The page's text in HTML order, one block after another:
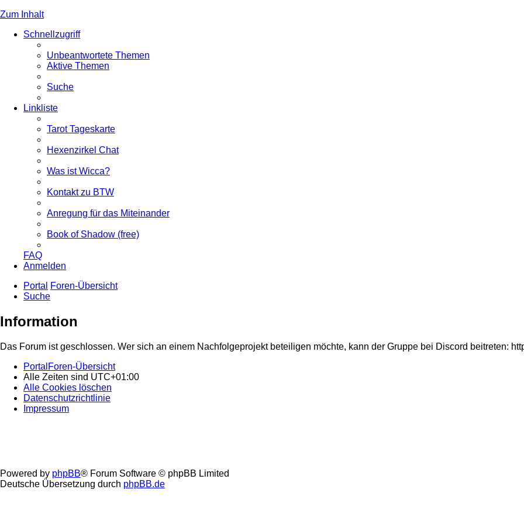
Zum Inhalt
Schnellzugriff
Unbeantwortete Themen
Aktive Themen
Suche
Linkliste
Tarot Tageskarte
Hexenzirkel Chat
Was ist Wicca?
Kontakt zu BTW
Anregung für das Miteinander
Book of Shadow (free)
FAQ
Anmelden
Portal
Foren-Übersicht
Suche
Information
Das Forum ist geschlossen. Wer sich an einem Nachfolgeprojekt beteiligen möchte, kann der Gruppe bei Discord beitreten:
Portal Foren-Übersicht
Alle Zeiten sind UTC+01:00
Alle Cookies löschen
Datenschutzrichtlinie
Impressum
Powered by phpBB® Forum Software © phpBB Limited
Deutsche Übersetzung durch phpBB.de